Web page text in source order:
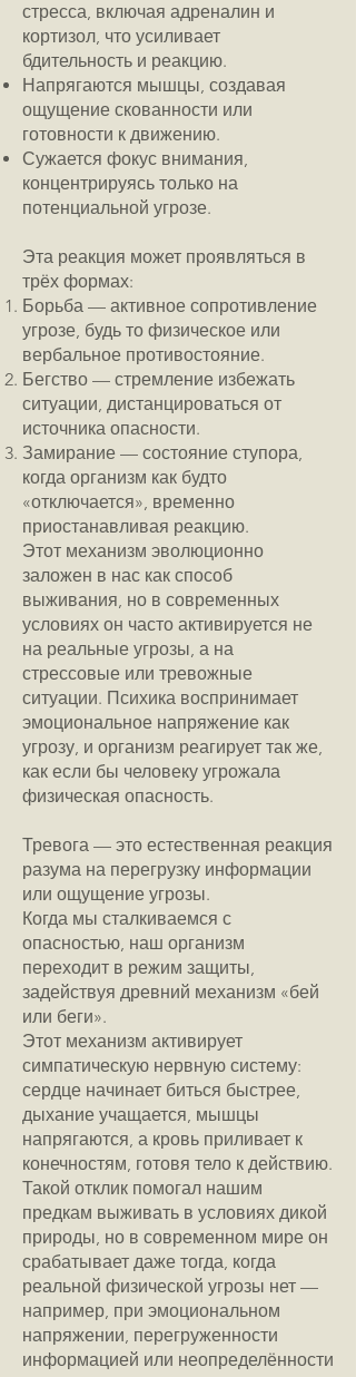
стресса, включая адреналин и
кортизол, что усиливает
бдительность и реакцию.
Напрягаются мышцы, создавая
ощущение скованности или
готовности к движению.
Сужается фокус внимания,
концентрируясь только на
потенциальной угрозе.
Эта реакция может проявляться в
трёх формах:
Борьба — активное сопротивление
угрозе, будь то физическое или
вербальное противостояние.
Бегство — стремление избежать
ситуации, дистанцироваться от
источника опасности.
Замирание — состояние ступора,
когда организм как будто
«отключается», временно
приостанавливая реакцию.
Этот механизм эволюционно
заложен в нас как способ
выживания, но в современных
условиях он часто активируется не
на реальные угрозы, а на
стрессовые или тревожные
ситуации. Психика воспринимает
эмоциональное напряжение как
угрозу, и организм реагирует так же,
как если бы человеку угрожала
физическая опасность.
Тревога — это естественная реакция
разума на перегрузку информации
или ощущение угрозы.
Когда мы сталкиваемся с
опасностью, наш организм
переходит в режим защиты,
задействуя древний механизм «бей
или беги».
Этот механизм активирует
симпатическую нервную систему:
сердце начинает биться быстрее,
дыхание учащается, мышцы
напрягаются, а кровь приливает к
конечностям, готовя тело к действию.
Такой отклик помогал нашим
предкам выживать в условиях дикой
природы, но в современном мире он
срабатывает даже тогда, когда
реальной физической угрозы нет —
например, при эмоциональном
напряжении, перегруженности
информацией или неопределённости